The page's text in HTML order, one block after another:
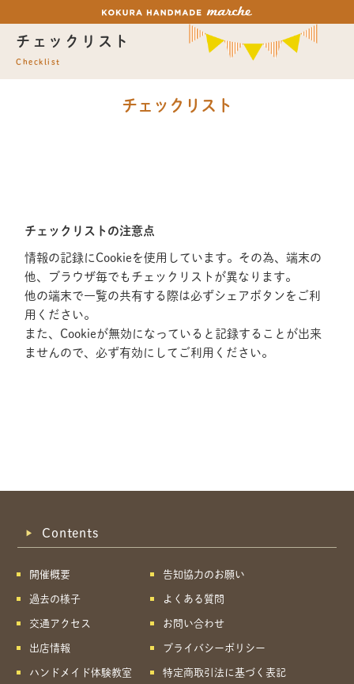
チェックリスト
Checklist
チェックリスト
チェックリストの注意点
情報の記録にCookieを使用しています。その為、端末の
他、ブラウザ毎でもチェックリストが異なります。
他の端末で一覧の共有する際は必ずシェアボタンをご利
用ください。
また、Cookieが無効になっていると記録することが出来
ませんので、必ず有効にしてご利用ください。
共有方法を選択
Contents
開催概要
過去の様子
交通アクセス
出店情報
ハンドメイド体験教室
告知協力のお願い
よくある質問
お問い合わせ
プライバシーポリシー
特定商取引法に基づく表記